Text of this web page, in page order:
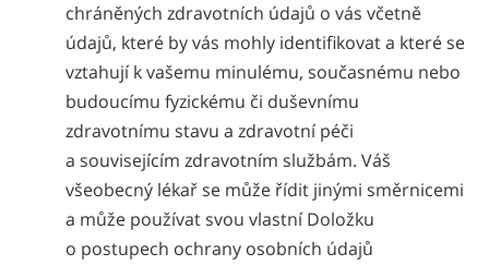
chráněných zdravotních údajů o vás včetně
údajů, které by vás mohly identifikovat a které se
vztahují k vašemu minulému, současnému nebo
budoucímu fyzickému či duševnímu
zdravotnímu stavu a zdravotní péči
a souvisejícím zdravotním službám. Váš
všeobecný lékař se může řídit jinými směrnicemi
a může používat svou vlastní Doložku
o postupech ochrany osobních údajů